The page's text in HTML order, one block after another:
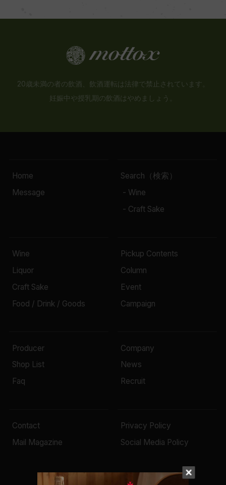
20歳未満の者の飲酒、飲酒運転は法律で禁止されています。
妊娠中や授乳期の飲酒はやめましょう。
Home
Message
Search（検索）
- Wine
- Craft Sake
Wine
Liquor
Craft Sake
Food / Drink / Goods
Pickup Contents
Column
Event
Campaign
Producer
Shop List
Faq
Company
News
Recruit
Contact
Mail Magazine
Privacy Policy
Social Media Policy